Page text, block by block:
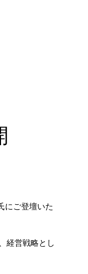
にご登壇いた
経営戦略とし